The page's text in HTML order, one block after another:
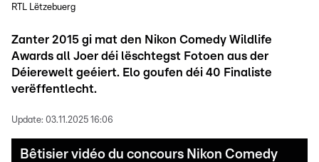
RTL Lëtzebuerg
Zanter 2015 gi mat den Nikon Comedy Wildlife
Awards all Joer déi lëschtegst Fotoen aus der
Déierewelt geéiert. Elo goufen déi 40 Finaliste
verëffentlecht.
Update: 03.11.2025 16:06
Bêtisier vidéo du concours Nikon Comedy